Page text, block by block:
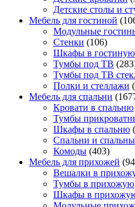
Детские столы и
Мебель для гостиной
Модульные
Стенки (106)
Шкафы в гостиную
Тумбы под ТВ
Тумбы под ТВ
Полки и стеллажи
Мебель для спальни
Кровати в спальню
Тумбы
Шкафы в спальню
Спальни и
Комоды (403)
Мебель для прихожей
Вешалки в
Тумбы в прихожую
Шкафы в